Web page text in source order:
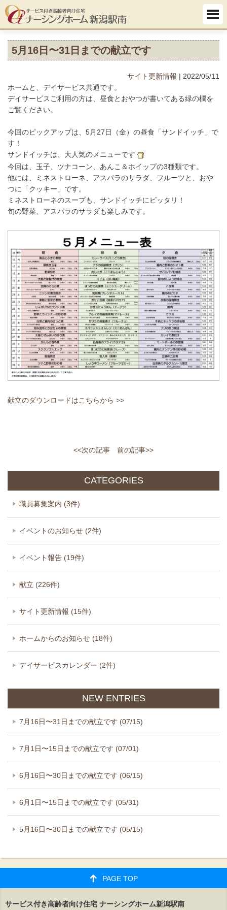
5月16日〜31日までの献立です
サイト更新情報 | 2022/05/11
ホームと、デイサービス共通です。
デイサービスご利用の方は、昼食とおやつが書いてある緑の欄を
ご覧ください。
今回のピックアップは、5月27日（金）の昼食「サンドイッチ」で
す！
サンドイッチは、大人気のメニューです
今回は、玉子、ツナコーン、あんこ＆ホイップの3種類です。
他には、ミネストローネ、アスパラのサラダ、フルーツと、おや
つに「クッキー」です。
ミネストローネのスープも、サンドイッチにピッタリ！
旬の野菜、アスパラのサラダも楽しみです。
献立のダウンロードはこちらから >>
<<次の記事 前の記事>>
CATEGORIES
職員募集案内 (3件)
イベントのお知らせ (2件)
イベント報告 (19件)
献立 (226件)
サイト更新情報 (15件)
ホームからのお知らせ (18件)
デイサービスカレンダー (2件)
NEW ENTRIES
7月16日〜31日までの献立です (07/15)
7月1日〜15日までの献立です (07/01)
6月16日〜30日までの献立です (06/15)
6月1日〜15日までの献立です (05/31)
5月16日〜30日までの献立です (05/15)
サービス付き高齢者向け住宅 ナーシングホーム新潟駅南
PAGE TOP